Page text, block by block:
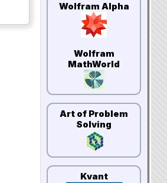
Wolfram Alpha
Wolfram
MathWorld
Art of Problem
Solving
Kvant